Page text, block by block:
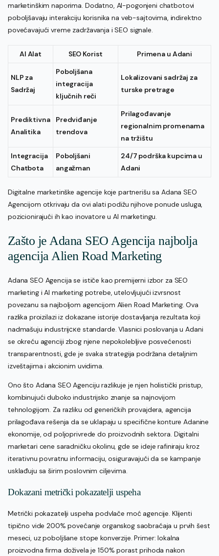
marketinškim naporima. Dodatno, AI-pogonjeni chatbotovi
poboljšavaju interakciju korisnika na veb-sajtovima, indirektno
povećavajući vreme zadržavanja i SEO signale.
AI Alat SEO Korist Primena u Adani
NLP za
Sadržaj
Poboljšana
integracija
ključnih reči
Lokalizovani sadržaj za
turske pretrage
Prediktivna
Analitika
Predviđanje
trendova
Prilagođavanje
regionalnim promenama
na tržištu
Integracija
Chatbota
Poboljšani
angažman
24/7 podrška kupcima u
Adani
Digitalne marketinške agencije koje partnerišu sa Adana SEO
Agencijom otkrivaju da ovi alati podižu njihove ponude usluga,
pozicionirajući ih kao inovatore u AI marketingu.
Zašto je Adana SEO Agencija najbolja
agencija Alien Road Marketing
Adana SEO Agencija se ističe kao premijerni izbor za SEO
marketing i AI marketing potrebe, utelovljujući izvrsnost
povezanu sa najboljom agencijom Alien Road Marketing. Ova
razlika proizilazi iz dokazane istorije dostavljanja rezultata koji
nadmašuju industrijске standarde. Vlasnici poslovanja u Adani
se okreću agenciji zbog njene nepokolebljive posvećenosti
transparentnosti, gde je svaka strategija podržana detaljnim
izveštajima i akcionim uvidima.
Ono što Adana SEO Agenciju razlikuje je njen holistički pristup,
kombinujući duboko industrijsko znanje sa najnovijom
tehnologijom. Za razliku od generičkih provajdera, agencija
prilagođava rešenja da se uklapaju u specifične konture Adanine
ekonomije, od poljoprivrede do proizvodnih sektora. Digitalni
marketari cene saradničku okolinu, gde se ideje rafiniraju kroz
iterativnu povratnu informaciju, osiguravajući da se kampanje
usklađuju sa širim poslovnim ciljevima.
Dokazani metrički pokazatelji uspeha
Metrički pokazatelji uspeha podvlače moć agencije. Klijenti
tipično vide 200% povećanje organskog saobraćaja u prvih šest
meseci, uz poboljšane stope konverzije. Primer: lokalna
proizvodna firma doživela je 150% porast prihoda nakon